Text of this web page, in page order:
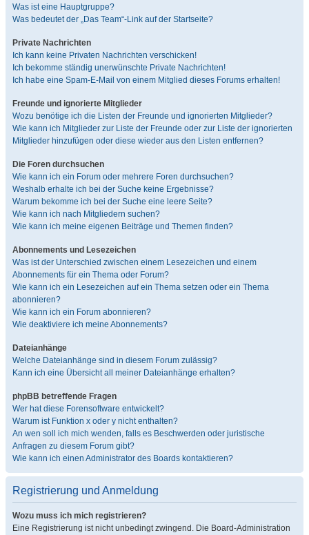
Was ist eine Hauptgruppe?
Was bedeutet der „Das Team“-Link auf der Startseite?
Private Nachrichten
Ich kann keine Privaten Nachrichten verschicken!
Ich bekomme ständig unerwünschte Private Nachrichten!
Ich habe eine Spam-E-Mail von einem Mitglied dieses Forums erhalten!
Freunde und ignorierte Mitglieder
Wozu benötige ich die Listen der Freunde und ignorierten Mitglieder?
Wie kann ich Mitglieder zur Liste der Freunde oder zur Liste der ignorierten
Mitglieder hinzufügen oder diese wieder aus den Listen entfernen?
Die Foren durchsuchen
Wie kann ich ein Forum oder mehrere Foren durchsuchen?
Weshalb erhalte ich bei der Suche keine Ergebnisse?
Warum bekomme ich bei der Suche eine leere Seite?
Wie kann ich nach Mitgliedern suchen?
Wie kann ich meine eigenen Beiträge und Themen finden?
Abonnements und Lesezeichen
Was ist der Unterschied zwischen einem Lesezeichen und einem
Abonnements für ein Thema oder Forum?
Wie kann ich ein Lesezeichen auf ein Thema setzen oder ein Thema
abonnieren?
Wie kann ich ein Forum abonnieren?
Wie deaktiviere ich meine Abonnements?
Dateianhänge
Welche Dateianhänge sind in diesem Forum zulässig?
Kann ich eine Übersicht all meiner Dateianhänge erhalten?
phpBB betreffende Fragen
Wer hat diese Forensoftware entwickelt?
Warum ist Funktion x oder y nicht enthalten?
An wen soll ich mich wenden, falls es Beschwerden oder juristische
Anfragen zu diesem Forum gibt?
Wie kann ich einen Administrator des Boards kontaktieren?
Registrierung und Anmeldung
Wozu muss ich mich registrieren?
Eine Registrierung ist nicht unbedingt zwingend. Die Board-Administration